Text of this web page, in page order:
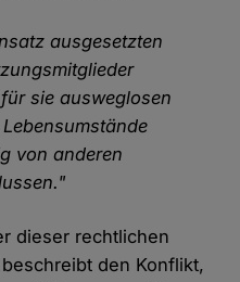
ausgesetzten
sie ausweglosen
von anderen
dieser rechtlichen
den Konflikt,